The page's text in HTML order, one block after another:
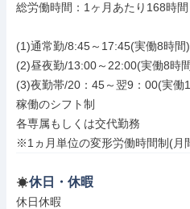
総労働時間：1ヶ月あたり168時間
(1)通常勤/8:45～17:45(実働8時間
(2)昼夜勤/13:00～22:00(実働8時
(3)夜勤帯/20：45～翌9：00(実働
稼働のシフト制
各専属もしくは交代勤務
※1ヵ月単位の変形労働時間制(月
休日・休暇
休日休暇